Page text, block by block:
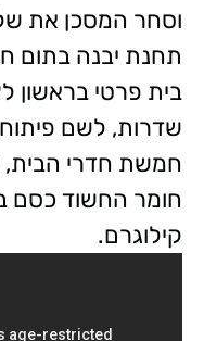
וסחר המסכן את
תחנת יבנה בתום
בית פרטי בראשון
שדרות, לשם
חמשת חדרי הבית,
קילוגרם.